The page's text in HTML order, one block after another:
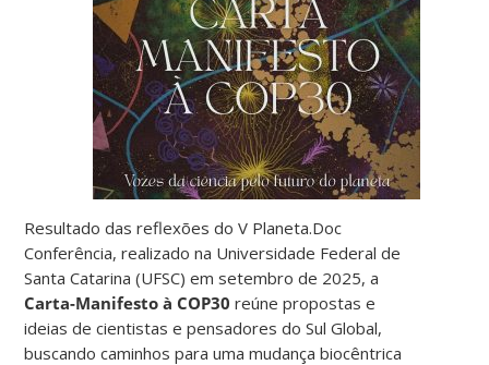
Resultado das reflexões do V Planeta.Doc
Conferência, realizado na Universidade Federal de
Santa Catarina (UFSC) em setembro de 2025, a
Carta-Manifesto à COP30 reúne propostas e
ideias de cientistas e pensadores do Sul Global,
buscando caminhos para uma mudança biocêntrica